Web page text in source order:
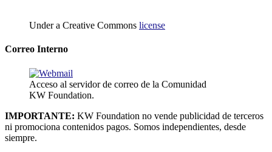
Under a Creative Commons license
Correo Interno
Acceso al servidor de correo de la Comunidad
KW Foundation.
IMPORTANTE: KW Foundation no vende publicidad de terceros
ni promociona contenidos pagos. Somos independientes, desde
siempre.